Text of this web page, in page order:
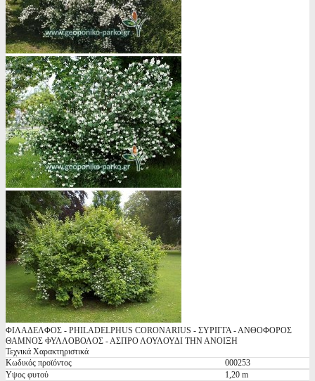
ΦΙΛΑΔΕΛΦΟΣ - PHILADELPHUS CORONARIUS - ΣΥΡΙΓΓΑ - ΑΝΘΟΦΟΡΟΣ
ΘΑΜΝΟΣ ΦΥΛΛΟΒΟΛΟΣ - ΑΣΠΡΟ ΛΟΥΛΟΥΔΙ ΤΗΝ ΑΝΟΙΞΗ
Τεχνικά Χαρακτηριστικά
Κωδικός προϊόντος
000253
Υψος φυτού
1,20 m